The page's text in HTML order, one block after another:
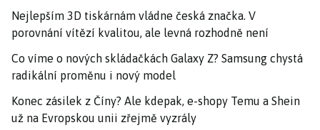
Nejlepším 3D tiskárnám vládne česká značka. V
porovnání vítězí kvalitou, ale levná rozhodně není
Co víme o nových skládačkách Galaxy Z? Samsung chystá
radikální proměnu i nový model
Konec zásilek z Číny? Ale kdepak, e-shopy Temu a Shein
už na Evropskou unii zřejmě vyzrály